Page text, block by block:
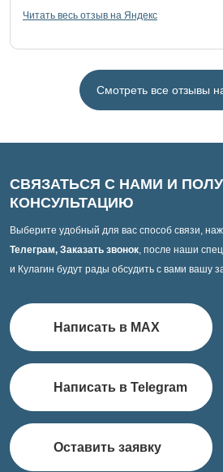
Читать весь отзыв на Яндекс
Смотреть все отзывы
СВЯЗАТЬСЯ С НАМИ И
КОНСУЛЬТАЦИЮ
Выберите удобный для вас способ связи,
Телеграм, Заказать звонок, после наши
и Кулагин будут рады обсудить с вами вашу
Написать в MAX
Написать в Telegram
Оставить заявку